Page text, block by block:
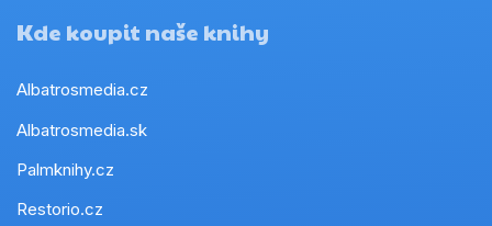
Kde koupit naše knihy
Albatrosmedia.cz
Albatrosmedia.sk
Palmknihy.cz
Restorio.cz